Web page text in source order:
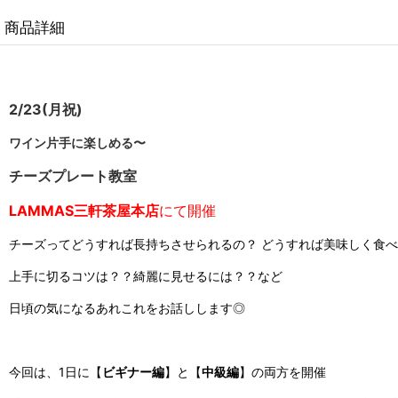
商品詳細
2/23(月祝)
ワイン片手に楽しめる〜
チーズプレート教室
LAMMAS三軒茶屋本店にて開催
チーズってどうすれば長持ちさせられるの？ どうすれば美味しく食
上手に切るコツは？？綺麗に見せるには？？など
日頃の気になるあれこれをお話しします◎
今回は、1日に【 ビギナー編】と【中級編】の両方を開催